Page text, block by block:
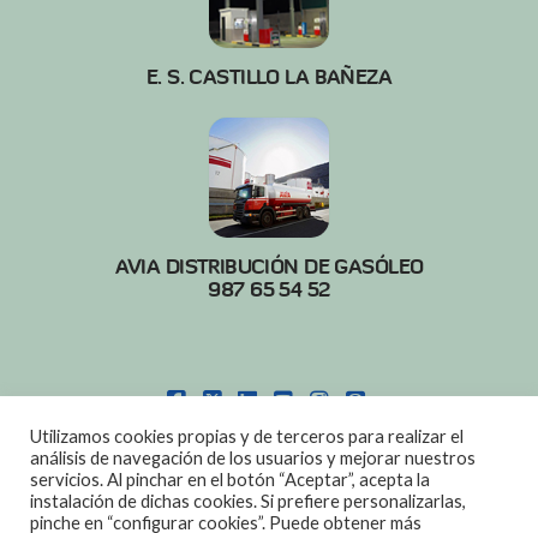
E. S. CASTILLO LA BAÑEZA
AVIA DISTRIBUCIÓN DE GASÓLEO
987 65 54 52
POLITICA DE COOKIES|AVISO LEGAL
DISEÑO: DIAN SISTEMAS
Utilizamos cookies propias y de terceros para realizar el
análisis de navegación de los usuarios y mejorar nuestros
servicios. Al pinchar en el botón “Aceptar”, acepta la
instalación de dichas cookies. Si prefiere personalizarlas,
pinche en “configurar cookies”. Puede obtener más